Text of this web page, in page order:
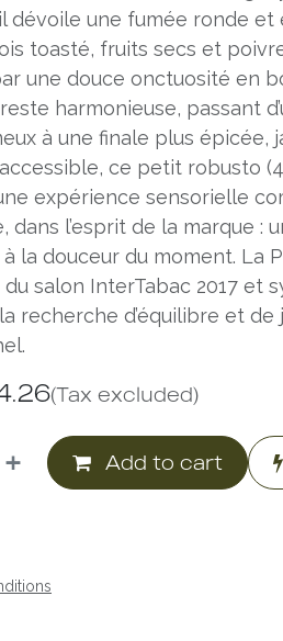
il dévoile une fumée ronde et
toasté, fruits secs et
une douce onctuosité en
reste harmonieuse, passant
à une finale plus épicée,
ce petit robusto
expérience sensorielle
dans l’esprit de la marque :
la douceur du moment. La
salon InterTabac 2017 et
la recherche d’équilibre et
(Tax excluded)
Add to cart